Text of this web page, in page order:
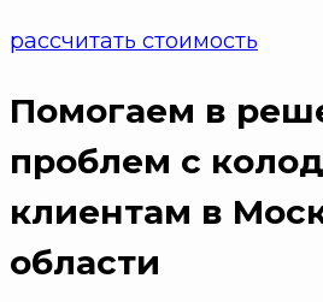
рассчитать стоимость
Помогаем в
проблем с
клиентам в
области